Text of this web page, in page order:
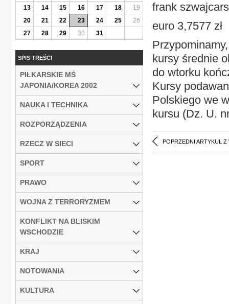
frank
euro 3,7577 zł
kursy średnie
do wtorku
Kursy
Polskiego we
kursu (Dz. U.
POPRZEDNI ARTYKUŁ Z
13
14 15 16 17 18
19
20
21 22 23 24 25
26
27
28 29 30 31
SPIS TREŚCI
PIŁKARSKIE MŚ
JAPONIA/KOREA 2002
NAUKA I TECHNIKA
ROZPORZĄDZENIA
RZECZ W SIECI
SPORT
PRAWO
WOJNA Z TERRORYZMEM
KONFLIKT NA BLISKIM
WSCHODZIE
KRAJ
NOTOWANIA
KULTURA